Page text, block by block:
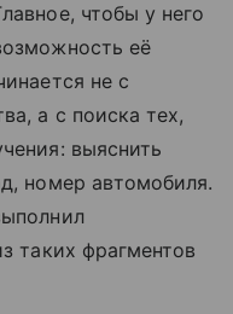
чтобы у него
её
не с
а с поиска тех,
выяснить
номер автомобиля.
таких фрагментов